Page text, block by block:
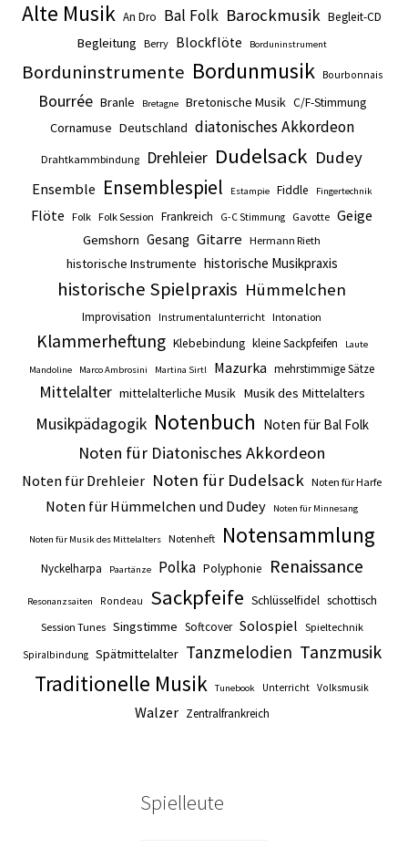
Alte Musik An Dro Bal Folk Barockmusik Begleit-CD
Begleitung Berry Blockflöte Borduninstrument
Borduninstrumente Bordunmusik Bourbonnais
Bourrée Branle Bretagne Bretonische Musik C/F-Stimmung
Cornamuse Deutschland diatonisches Akkordeon
Drahtkammbindung Drehleier Dudelsack Dudey
Ensemble Ensemblespiel Estampie Fiddle Fingertechnik
Flöte Folk Folk Session Frankreich G-C Stimmung Gavotte Geige
Gemshorn Gesang Gitarre Hermann Rieth
historische Instrumente historische Musikpraxis
historische Spielpraxis Hümmelchen
Improvisation Instrumentalunterricht Intonation
Klammerheftung Klebebindung kleine Sackpfeifen Laute
Mandoline Marco Ambrosini Martina Sirtl Mazurka mehrstimmige Sätze
Mittelalter mittelalterliche Musik Musik des Mittelalters
Musikpädagogik Notenbuch Noten für Bal Folk
Noten für Diatonisches Akkordeon
Noten für Drehleier Noten für Dudelsack Noten für Harfe
Noten für Hümmelchen und Dudey Noten für Minnesang
Noten für Musik des Mittelalters Notenheft Notensammlung
Nyckelharpa Paartänze Polka Polyphonie Renaissance
Resonanzsaiten Rondeau Sackpfeife Schlüsselfidel schottisch
Session Tunes Singstimme Softcover Solospiel Spieltechnik
Spiralbindung Spätmittelalter Tanzmelodien Tanzmusik
Traditionelle Musik Tunebook Unterricht Volksmusik
Walzer Zentralfrankreich
Spielleute